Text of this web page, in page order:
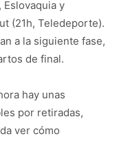
Eslovaquia y
(21h, Teledeporte).
a la siguiente fase,
de final.
hay unas
por retiradas,
ver cómo